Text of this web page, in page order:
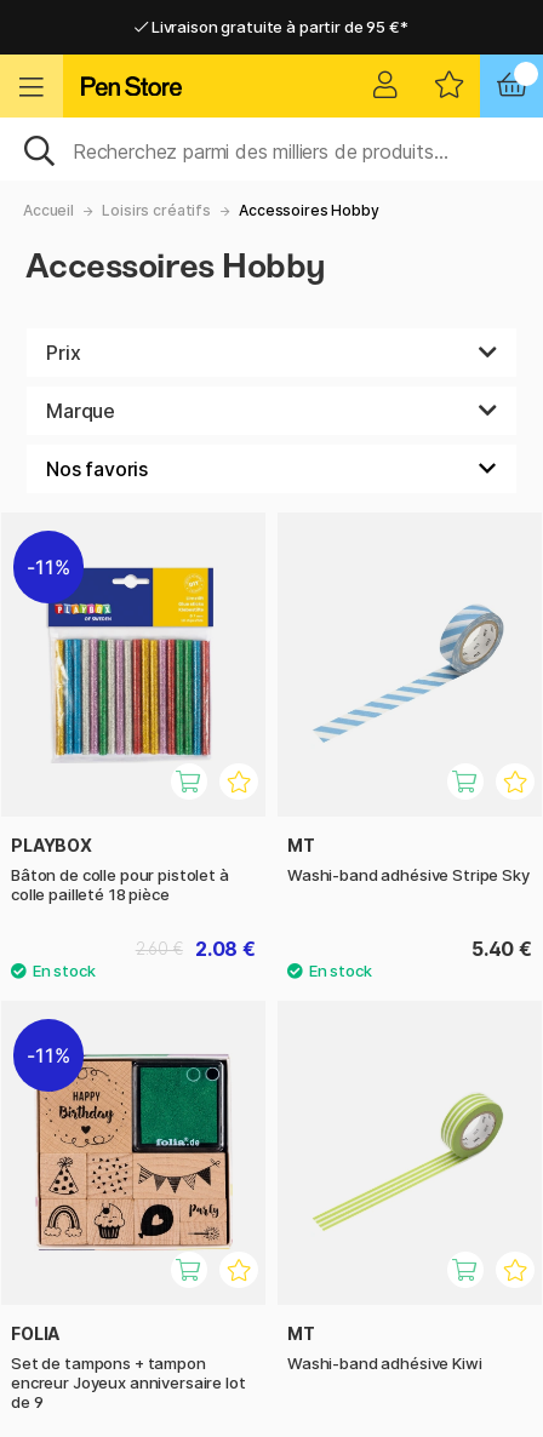
Livraison gratuite à partir de 95 €*
Livraison domicile ou point relais
Livraison gratuite à partir de 95 €*
Livraison domicile ou point relais
Accueil Loisirs créatifs Accessoires Hobby
Accessoires Hobby
Prix
Marque
11%
PLAYBOX
Bâton de colle pour pistolet à
colle pailleté 18 pièce
2.08 €
2.60 €
MT
Washi-band adhésive Stripe Sky
5.40 €
11%
FOLIA
Set de tampons + tampon
encreur Joyeux anniversaire lot
de 9
MT
Washi-band adhésive Kiwi